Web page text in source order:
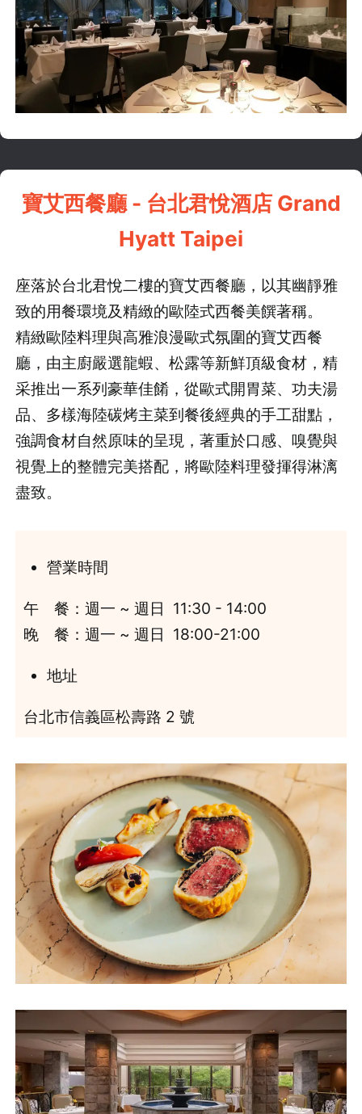
寶艾西餐廳 - 台北君悅酒店 Grand
Hyatt Taipei
座落於台北君悅二樓的寶艾西餐廳，以其幽靜雅
致的用餐環境及精緻的歐陸式西餐美饌著稱。
精緻歐陸料理與高雅浪漫歐式氛圍的寶艾西餐
廳，由主廚嚴選龍蝦、松露等新鮮頂級食材，精
采推出一系列豪華佳餚，從歐式開胃菜、功夫湯
品、多樣海陸碳烤主菜到餐後經典的手工甜點，
強調食材自然原味的呈現，著重於口感、嗅覺與
視覺上的整體完美搭配，將歐陸料理發揮得淋漓
盡致。
營業時間
午 餐：週一 ~ 週日 11:30 - 14:00
晚 餐：週一 ~ 週日 18:00-21:00
地址
台北市信義區松壽路 2 號
先不要